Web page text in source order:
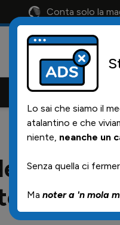
Conta solo la
Calendario Il 12°
i fuochi
Lo sai che siamo il
atalantino e che
niente, neanche un
Senza quella ci
Ma noter a 'n mola